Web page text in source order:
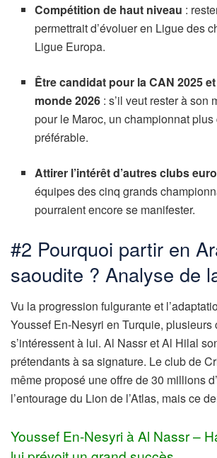
Compétition de haut niveau :
permettrait d’évoluer en Ligue des
Ligue Europa.
Être candidat pour la CAN 2025
monde 2026 : s’il veut rester à son
pour le Maroc, un championnat
préférable.
Attirer l’intérêt d’autres clubs
équipes des cinq grands
pourraient encore se manifester.
#2 Pourquoi partir en
saoudite ? Analyse de
Vu la progression fulgurante et
Youssef En-Nesyri en Turquie,
s’intéressent à lui. Al Nassr et Al Hilal
prétendants à sa signature. Le club de
même proposé une offre de 30 millions
l’entourage du Lion de l’Atlas, mais ce
Youssef En-Nesyri à Al Nassr –